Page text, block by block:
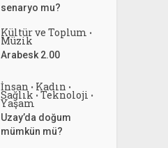
senaryo mu?
Kültür ve Toplum •
Müzik
Arabesk 2.00
İnsan • Kadın •
Sağlık • Teknoloji •
Yaşam
Uzay’da doğum
mümkün mü?